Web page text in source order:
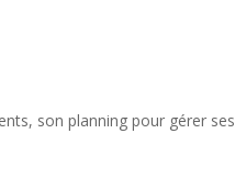
son planning pour gérer ses